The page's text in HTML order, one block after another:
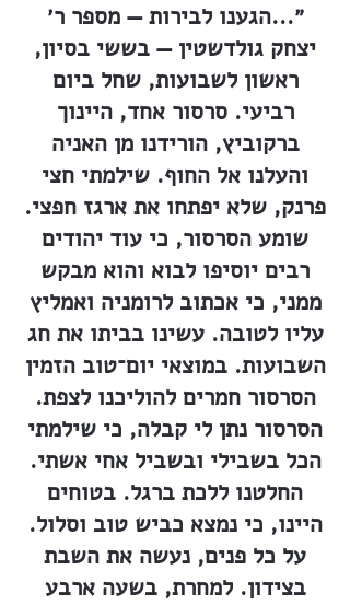
״...הגענו לבירות — מספר ר׳
יצחק גולדשטין — בששי בסיון,
ראשון לשבועות, שחל ביום
רביעי. סרסור אחד, היינוך
ברקוביץ, הורידנו מן האניה
והעלנו אל החוף. שילמתי חצי
פרנק, שלא יפתחו את ארגז חפצי.
שומע הסרסור, כי עוד יהודים
רבים יוסיפו לבוא והוא מבקש
ממני, כי אכתוב לרומניה ואמליץ
עליו לטובה. עשינו בביתו את חג
השבועות. במוצאי יום־טוב הזמין
הסרסור חמרים להוליכנו לצפת.
הסרסור נתן לי קבלה, כי שילמתי
הכל בשבילי ובשביל אחי אשתי.
החלטנו ללכת ברגל. בטוחים
היינו, כי נמצא כביש טוב וסלול.
על כל פנים, נעשה את השבת
בצידון. למחרת, בשעה ארבע